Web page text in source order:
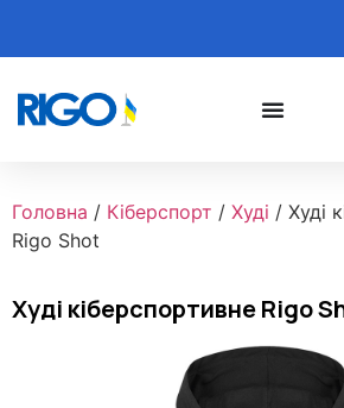
Головна / Кіберспорт / Худі / Худі
Rigo Shot
Худі кіберспортивне Rigo